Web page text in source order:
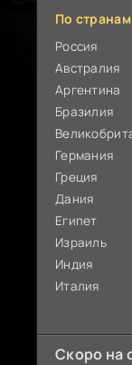
По странам
Россия
Австралия
Аргентина
Бразилия
Германия
Греция
Дания
Египет
Израиль
Индия
Италия
Скоро на